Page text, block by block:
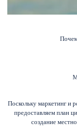
Поскольку маркетинг и
предоставляем план
создание